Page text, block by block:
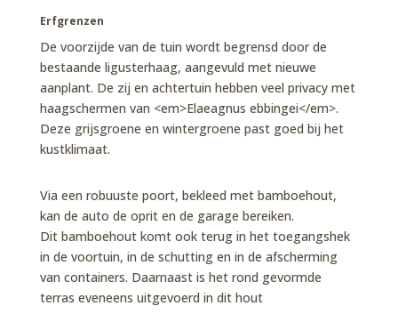
Erfgrenzen
De voorzijde van de tuin wordt begrensd door de
bestaande ligusterhaag, aangevuld met nieuwe
aanplant. De zij en achtertuin hebben veel privacy met
haagschermen van <em>Elaeagnus ebbingei</em>.
Deze grijsgroene en wintergroene past goed bij het
kustklimaat.
Via een robuuste poort, bekleed met bamboehout,
kan de auto de oprit en de garage bereiken.
Dit bamboehout komt ook terug in het toegangshek
in de voortuin, in de schutting en in de afscherming
van containers. Daarnaast is het rond gevormde
terras eveneens uitgevoerd in dit hout